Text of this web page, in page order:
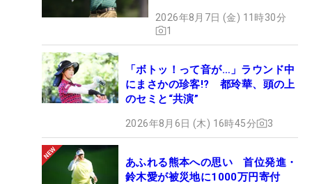
2026年8月7日 (金) 11時30分
1
「ボトッ！って音が…」ラウンド中
にまさかの珍客!? 都玲華、頭の上
のセミと“共演”
2026年8月6日 (木) 16時45分 3
あふれる熊本への思い 首位発進・
鈴木愛が被災地に1000万円寄付